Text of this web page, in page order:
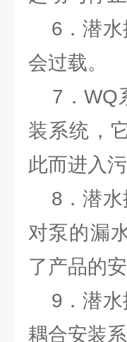
6．潜水
会过载。
7．WQ
装系统，
此而进入污
8．潜水
对泵的漏
了产品的
9．潜水
耦合安装